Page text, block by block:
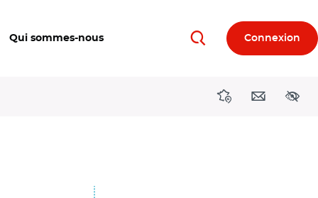
Qui sommes-nous RechercherConnexion
DirectionsContact